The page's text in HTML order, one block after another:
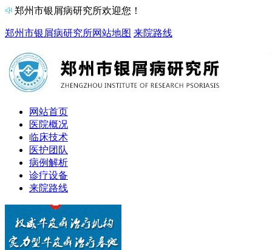
郑州市银屑病研究所欢迎您！
郑州市银屑病研究所网站地图 来院路线
网站首页
医院概况
临床技术
医护团队
病例解析
诊疗设备
来院路线